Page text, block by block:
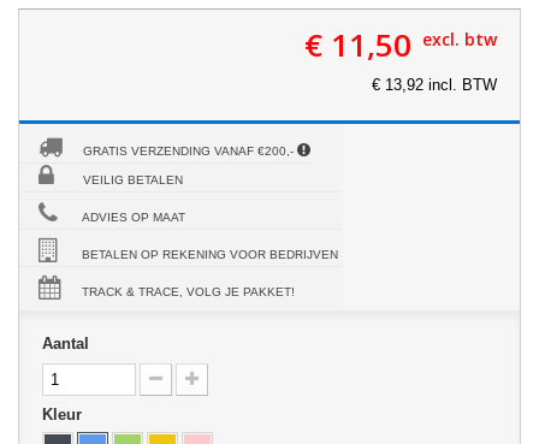
€ 11,50 excl. btw
€ 13,92 incl. BTW
GRATIS VERZENDING VANAF €200,-
VEILIG BETALEN
ADVIES OP MAAT
BETALEN OP REKENING VOOR BEDRIJVEN
TRACK & TRACE, VOLG JE PAKKET!
Aantal
Kleur